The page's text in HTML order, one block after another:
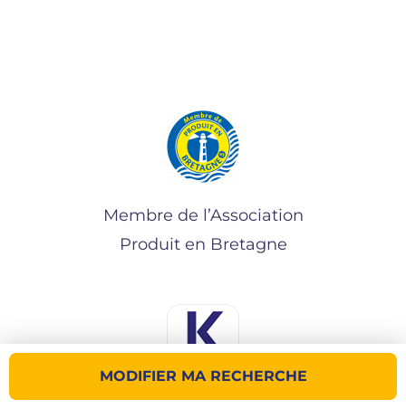
MODIFIER MA RECHERCHE
Membre de l’Association
Produit en Bretagne